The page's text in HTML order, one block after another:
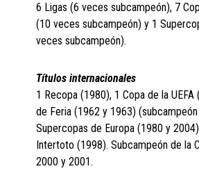
6 Ligas (6 veces subcampeón), 7
(10 veces subcampeón) y 1
veces subcampeón).
Títulos internacionales
1 Recopa (1980), 1 Copa de la UEFA
de Feria (1962 y 1963)
Supercopas de Europa (1980 y
Intertoto (1998). Subcampeón de la
2000 y 2001.